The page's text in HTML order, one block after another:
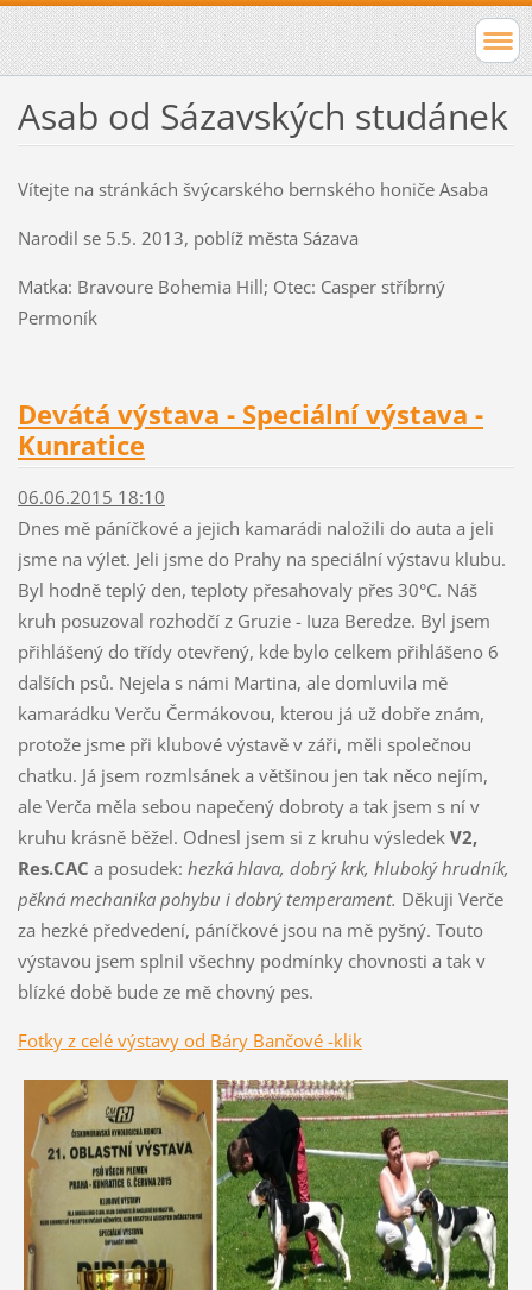
Asab od Sázavských studánek
Vítejte na stránkách švýcarského bernského honiče Asaba
Narodil se 5.5. 2013, poblíž města Sázava
Matka: Bravoure Bohemia Hill; Otec: Casper stříbrný
Permoník
Devátá výstava - Speciální výstava -
Kunratice
06.06.2015 18:10
Dnes mě páníčkové a jejich kamarádi naložili do auta a jeli
jsme na výlet. Jeli jsme do Prahy na speciální výstavu klubu.
Byl hodně teplý den, teploty přesahovaly přes 30°C. Náš
kruh posuzoval rozhodčí z Gruzie - Iuza Beredze. Byl jsem
přihlášený do třídy otevřený, kde bylo celkem přihlášeno 6
dalších psů. Nejela s námi Martina, ale domluvila mě
kamarádku Verču Čermákovou, kterou já už dobře znám,
protože jsme při klubové výstavě v záři, měli společnou
chatku. Já jsem rozmlsánek a většinou jen tak něco nejím,
ale Verča měla sebou napečený dobroty a tak jsem s ní v
kruhu krásně běžel. Odnesl jsem si z kruhu výsledek V2,
Res.CAC a posudek: hezká hlava, dobrý krk, hluboký hrudník,
pěkná mechanika pohybu i dobrý temperament. Děkuji Verče
za hezké předvedení, páníčkové jsou na mě pyšný. Touto
výstavou jsem splnil všechny podmínky chovnosti a tak v
blízké době bude ze mě chovný pes.
Fotky z celé výstavy od Báry Bančové -klik